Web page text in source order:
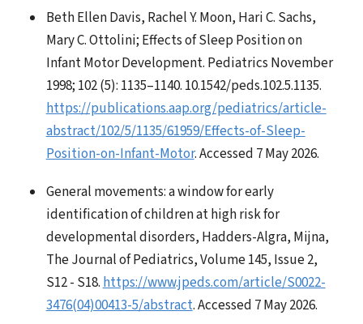
Beth Ellen Davis, Rachel Y. Moon, Hari C. Sachs,
Mary C. Ottolini; Effects of Sleep Position on
Infant Motor Development. Pediatrics November
1998; 102 (5): 1135–1140. 10.1542/peds.102.5.1135.
https://publications.aap.org/pediatrics/article-
abstract/102/5/1135/61959/Effects-of-Sleep-
Position-on-Infant-Motor. Accessed 7 May 2026.
General movements: a window for early
identification of children at high risk for
developmental disorders, Hadders-Algra, Mijna,
The Journal of Pediatrics, Volume 145, Issue 2,
S12 - S18. https://www.jpeds.com/article/S0022-
3476(04)00413-5/abstract. Accessed 7 May 2026.